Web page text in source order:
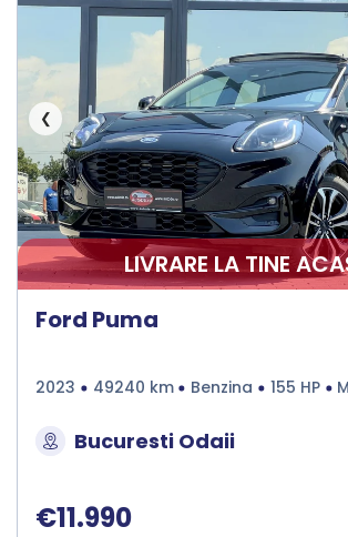
❮
LIVRARE LA TINE
Ford Puma
2023 49240 km Benzina 155 HP
Bucuresti Odaii
€11.990